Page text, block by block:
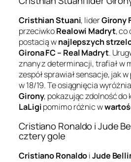
Cristhian Stuani, liderGirony
przeciwkoRealowi Madryt, co
postacią wnajlepszych
Girona FC – Real Madryt.
znany z determinacji, trafiał w
zespół sprawiał sensacje, jak w
w 18/19. Te osiągnięcia
Girony, pokazując zdolność do
LaLigipomimo różnic w
Cristiano Ronaldo i Jude
cztery gole
Cristiano RonaldoiJude